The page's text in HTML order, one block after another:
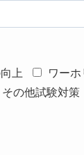
上 ワー
その他試験対策